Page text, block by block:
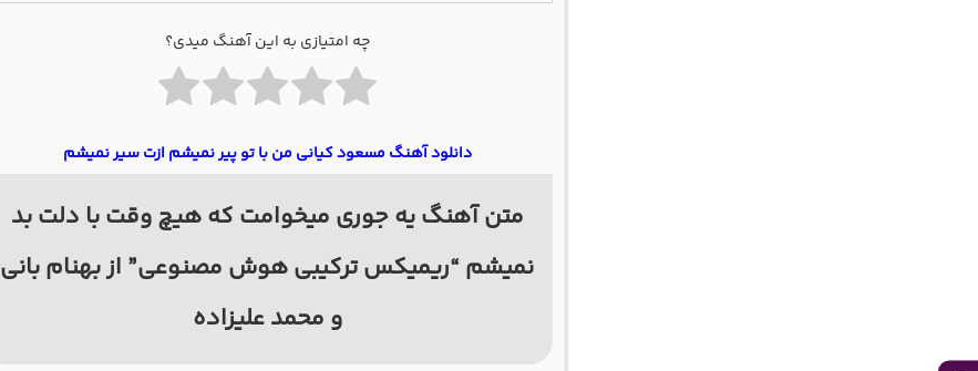
چه امتیازی به این آهنگ میدی؟
دانلود آهنگ مسعود کیانی من با تو پیر نمیشم ازت سیر نمیشم
متن آهنگ یه جوری میخوامت که هیچ وقت با دلت بد
نمیشم “ریمیکس ترکیبی هوش مصنوعی” از بهنام بانی
و محمد علیزاده